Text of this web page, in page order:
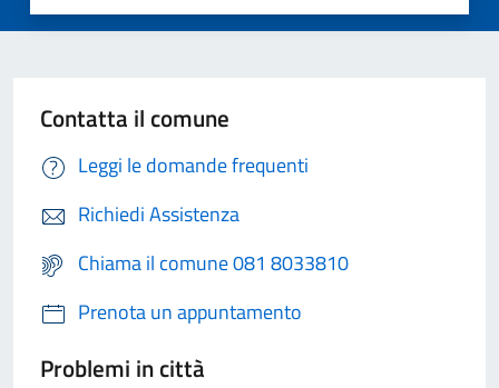
Contatta il comune
Leggi le domande frequenti
Richiedi Assistenza
Chiama il comune 081 8033810
Prenota un appuntamento
Problemi in città